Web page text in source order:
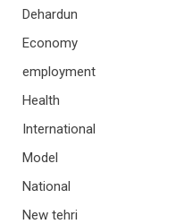
Dehardun
Economy
employment
Health
International
Model
National
New tehri